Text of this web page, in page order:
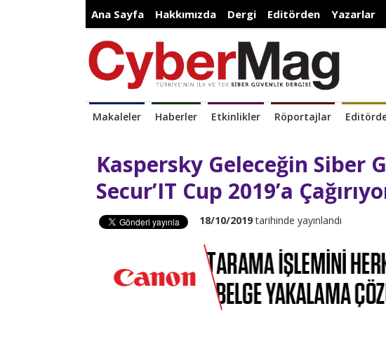
Ana Sayfa Hakkımızda Dergi Editörden Yazarlar
Makaleler Haberler Etkinlikler Röportajlar
Kaspersky Geleceğin Siber
Secur’IT Cup 2019’a
18/10/2019tarihinde yayınlandı